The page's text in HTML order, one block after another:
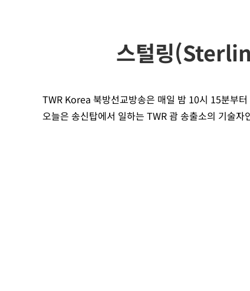
스털링
TWR Korea 북방선교방송은 매일 밤 10시 15분부
오늘은 송신탑에서 일하는 TWR 괌 송출소의 기술